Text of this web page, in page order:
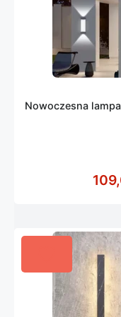
Nowoczesna